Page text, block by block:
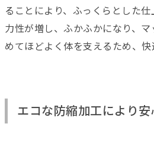
ることにより、ふっくらとした
力性が増し、ふかふかになり、
めてほどよく体を支えるため、快
エコな防縮加工により